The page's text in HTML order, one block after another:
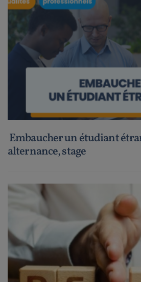
Embaucher un étudiant
alternance, stage